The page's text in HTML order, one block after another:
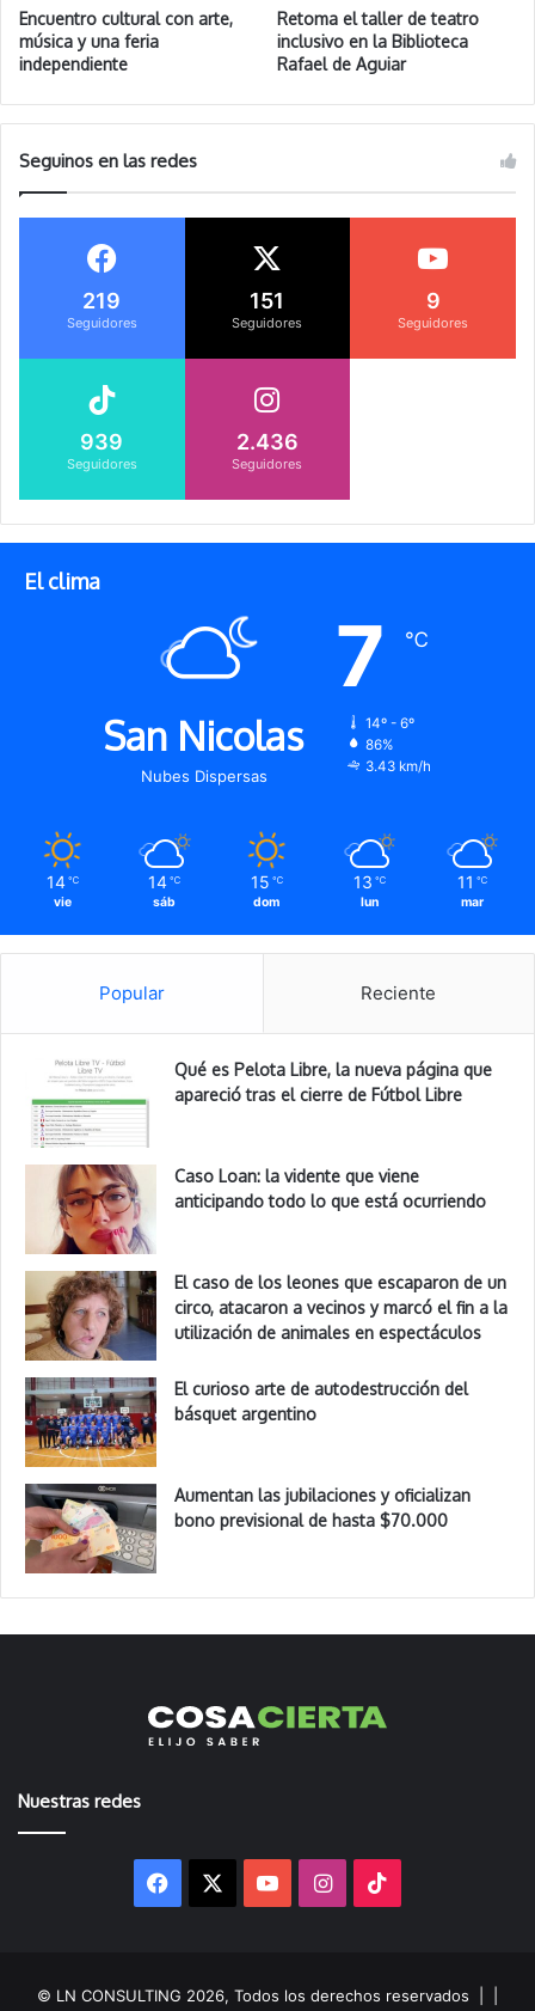
Encuentro cultural con arte,
música y una feria
independiente
Retoma el taller de teatro
inclusivo en la Biblioteca
Rafael de Aguiar
Seguinos en las redes
219
Seguidores
151
Seguidores
9
Seguidores
939
Seguidores
2.436
Seguidores
El clima
San Nicolas
Nubes Dispersas
7 ℃
14º - 6º
86%
3.43 km/h
14 ℃
vie
14 ℃
sáb
15 ℃
dom
13 ℃
lun
11 ℃
mar
Popular Reciente
Qué es Pelota Libre, la nueva página que
apareció tras el cierre de Fútbol Libre
Caso Loan: la vidente que viene
anticipando todo lo que está ocurriendo
El caso de los leones que escaparon de un
circo, atacaron a vecinos y marcó el fin a la
utilización de animales en espectáculos
El curioso arte de autodestrucción del
básquet argentino
Aumentan las jubilaciones y oficializan
bono previsional de hasta $70.000
Nuestras redes
Facebook YouTubeInstagram
© LN CONSULTING 2026, Todos los derechos reservados |